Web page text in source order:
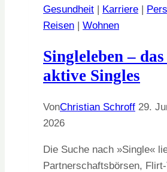
Gesundheit | Karriere |
Reisen | Wohnen
Singleleben –
aktive Singles
VonChristian Schroff 29.
2026
Die Suche nach »Single«
Partnerschaftsbörsen,